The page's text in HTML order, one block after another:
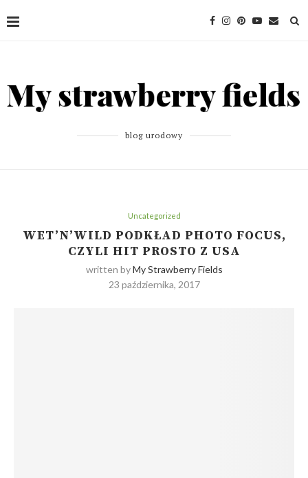
blog urodowy
Uncategorized
WET’N’WILD PODKŁAD PHOTO FOCUS,
CZYLI HIT PROSTO Z USA
written byMy Strawberry Fields
23 października, 2017